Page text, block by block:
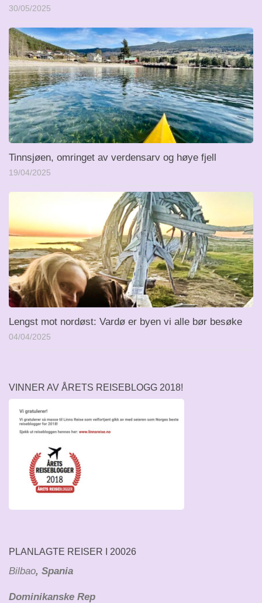
30/05/2025
Tinnsjøen, omringet av verdensarv og høye fjell
19/04/2025
Lengst mot nordøst: Vardø er byen vi alle bør besøke
04/04/2025
VINNER AV ÅRETS REISEBLOGG 2018!
PLANLAGTE REISER I 20026
Bilbao, Spania
Dominikanske Rep